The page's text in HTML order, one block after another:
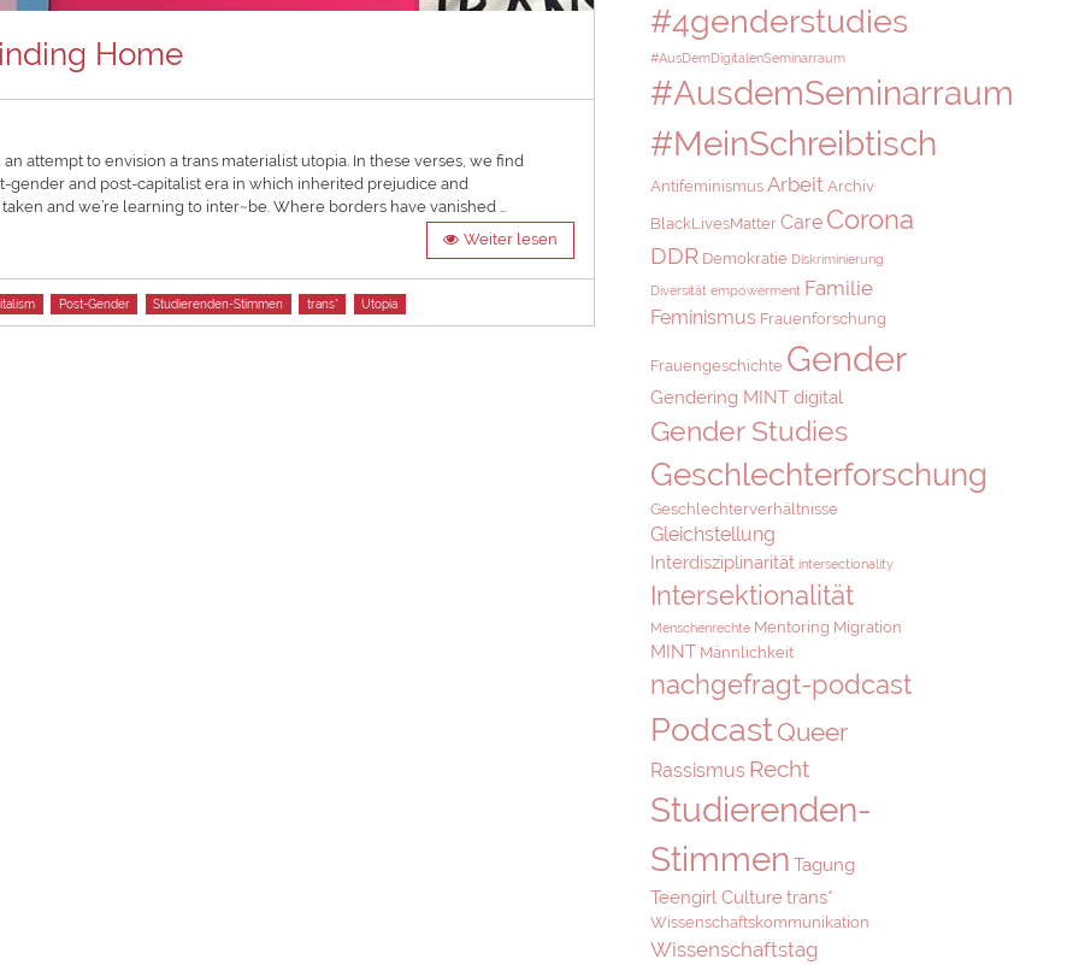
Home
attempt to envision a trans materialist utopia. In these verses, we find
gender and post-capitalist era in which inherited prejudice and
and we’re learning to inter~be. Where borders have vanished …
Weiter lesen
Post-Gender Studierenden-Stimmen trans* Utopia
#4genderstudies
#AusDemDigitalenSeminarraum
#AusdemSeminarraum
#MeinSchreibtisch
Antifeminismus Arbeit Archiv
BlackLivesMatter Care Corona
DDR Demokratie Diskriminierung
Diversität empowerment Familie
Feminismus Frauenforschung
Frauengeschichte Gender
Gendering MINT digital
Gender Studies
Geschlechterforschung
Geschlechterverhältnisse
Gleichstellung
Interdisziplinarität intersectionality
Intersektionalität
Menschenrechte Mentoring Migration
MINT Männlichkeit
nachgefragt-podcast
PodcastQueer
Rassismus Recht
Studierenden-
Stimmen Tagung
Teengirl Culturetrans*
Wissenschaftskommunikation
Wissenschaftstag